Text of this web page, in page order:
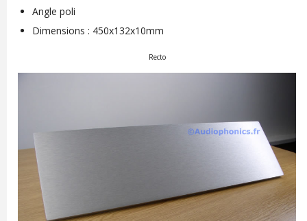
Angle poli
Dimensions : 450x132x10mm
Recto